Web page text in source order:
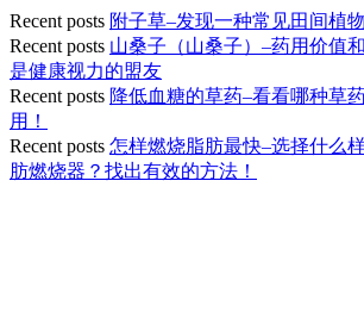
Recent posts 附子草–发现一种常见田间植
Recent posts 山桑子（山桑子）–药用价值
是健康视力的盟友
Recent posts 降低血糖的草药–看看哪种草
用！
Recent posts 怎样燃烧脂肪最快–选择什么
肪燃烧器？找出有效的方法！